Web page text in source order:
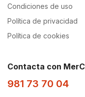
Condiciones de uso
Política de privacidad
Política de cookies
Contacta con
981 73 70 04